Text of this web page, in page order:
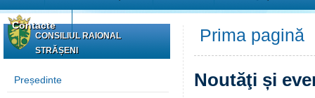
Contacte
CONSILIUL RAIONAL
STRĂȘENI
Președinte
Prima pagină
Noutăţi și